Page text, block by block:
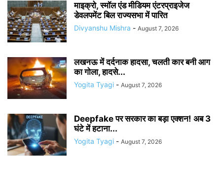
माइक्रो, स्मॉल एंड मीडियम एंटरप्राइजेज
डेवलपमेंट बिल राज्यसभा में पारित
Divyanshu Mishra - August 7, 2026
लखनऊ में दर्दनाक हादसा, चलती कार बनी आग
का गोला, हादसे...
Yogita Tyagi - August 7, 2026
Deepfake पर सरकार का बड़ा एक्शन! अब 3
घंटे में हटाना...
Yogita Tyagi - August 7, 2026